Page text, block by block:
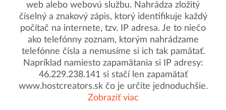
web alebo webovú službu. Nahrádza zložitý
číselný a znakový zápis, ktorý identifikuje každý
počítač na internete, tzv. IP adresa. Je to niečo
ako telefónny zoznam, ktorým nahrádzame
telefónne čísla a nemusíme si ich tak pamätať.
Napríklad namiesto zapamätania si IP adresy:
46.229.238.141 si stačí len zapamätať
www.hostcreators.sk čo je určite jednoduchšie.
Zobraziť viac